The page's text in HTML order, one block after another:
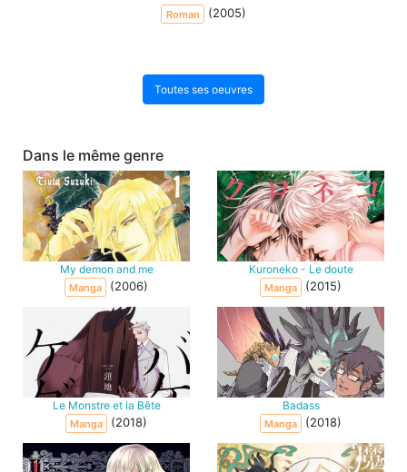
Roman (2005)
Toutes ses oeuvres
Dans le même genre
My demon and me
Manga (2006)
Kuroneko - Le doute
Manga (2015)
Le Monstre et la Bête
Manga (2018)
Badass
Manga (2018)